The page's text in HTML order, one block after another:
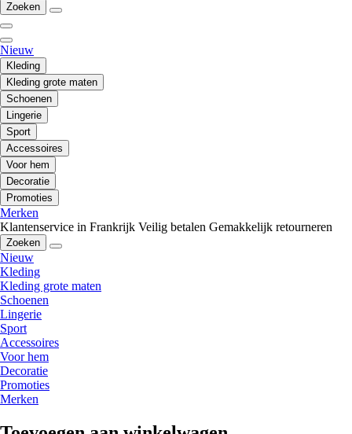
Zoeken
Nieuw
Kleding
Kleding grote maten
Schoenen
Lingerie
Sport
Accessoires
Voor hem
Decoratie
Promoties
Merken
Klantenservice in Frankrijk Veilig betalen Gemakkelijk retourneren
Zoeken
Nieuw
Kleding
Kleding grote maten
Schoenen
Lingerie
Sport
Accessoires
Voor hem
Decoratie
Promoties
Merken